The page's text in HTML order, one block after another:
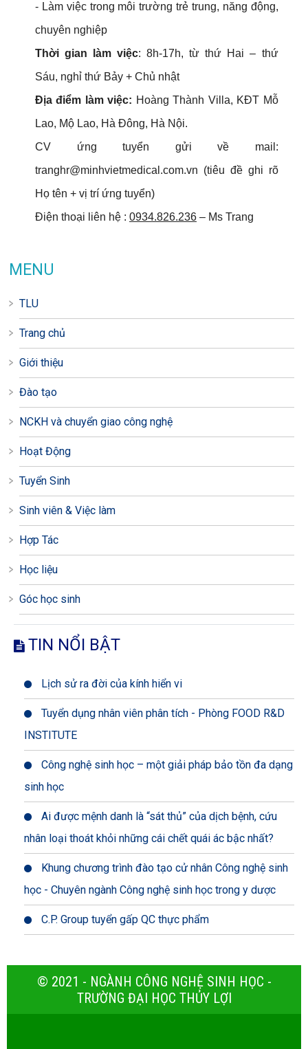
- Làm việc trong môi trường trẻ trung, năng động,
chuyên nghiệp
Thời gian làm việc: 8h-17h, từ thứ Hai – thứ
Sáu, nghỉ thứ Bảy + Chủ nhật
Địa điểm làm việc: Hoàng Thành Villa, KĐT Mỗ
Lao, Mộ Lao, Hà Đông, Hà Nội.
CV ứng tuyển gửi về mail:
tranghr@minhvietmedical.com.vn (tiêu đề ghi rõ
Họ tên + vị trí ứng tuyển)
Điện thoại liên hệ : 0934.826.236 – Ms Trang
MENU
TLU
Trang chủ
Giới thiệu
Đào tạo
NCKH và chuyển giao công nghệ
Hoạt Động
Tuyển Sinh
Sinh viên & Việc làm
Hợp Tác
Học liệu
Góc học sinh
TIN NỔI BẬT
Lịch sử ra đời của kính hiển vi
Tuyển dụng nhân viên phân tích - Phòng FOOD R&D
INSTITUTE
Công nghệ sinh học – một giải pháp bảo tồn đa dạng
sinh học
Ai được mệnh danh là “sát thủ” của dịch bệnh, cứu
nhân loại thoát khỏi những cái chết quái ác bậc nhất?
Khung chương trình đào tạo cử nhân Công nghệ sinh
học - Chuyên ngành Công nghệ sinh học trong y dược
C.P. Group tuyển gấp QC thực phẩm
© 2021 - NGÀNH CÔNG NGHỆ SINH HỌC -
TRƯỜNG ĐẠI HỌC THỦY LỢI